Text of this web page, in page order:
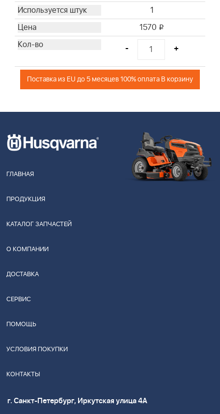
1
1570 i
- +
Поставка из EU до 5 месяцев 100% оплата В корзину
ГЛАВНАЯ
ПРОДУКЦИЯ
КАТАЛОГ ЗАПЧАСТЕЙ
О КОМПАНИИ
ДОСТАВКА
СЕРВИС
ПОМОЩЬ
УСЛОВИЯ ПОКУПКИ
КОНТАКТЫ
г. Санкт-Петербург, Иркутская улица 4А